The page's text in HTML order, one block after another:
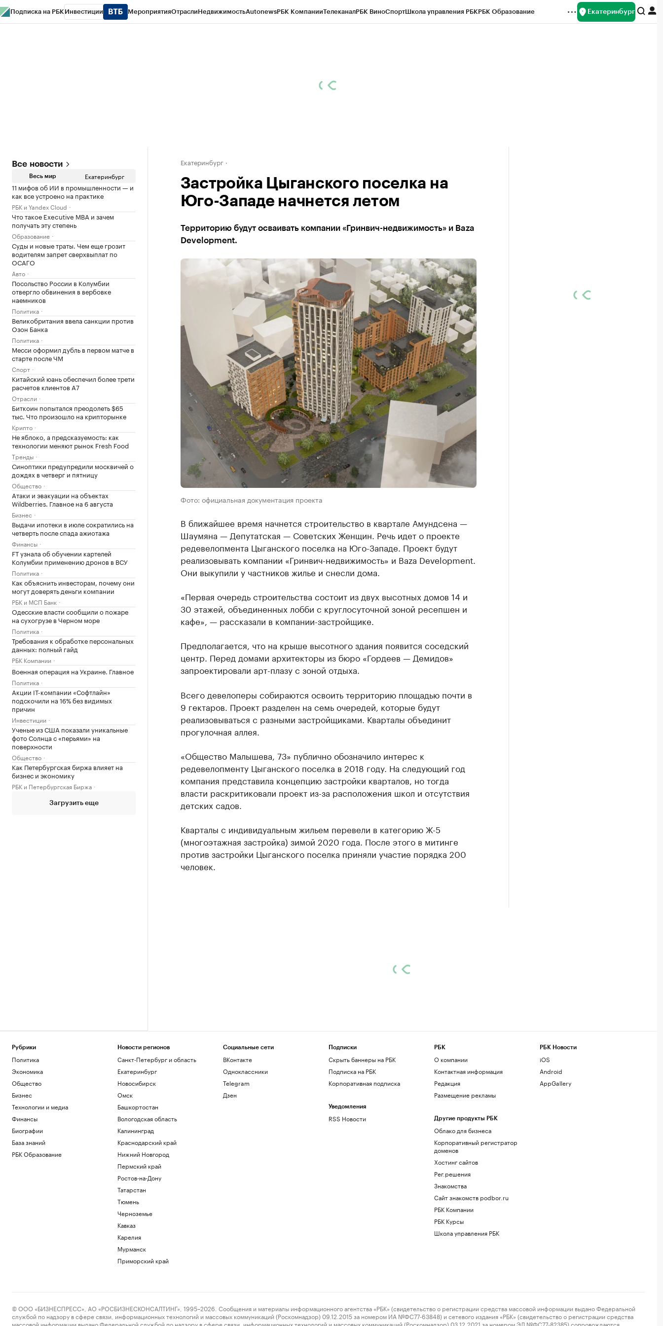
Подписка на РБК Инвестиции МероприятияОтраслиНедвижимостьAutonewsРБК КомпанииТелеканалРБК ВиноСпортШкола управления РБКРБК Образование Екатеринбург
Все новости
Весь мир Екатеринбург
11 мифов об ИИ в промышленности — и
как все устроено на практике
РБК и Yandex Cloud
Что такое Executive MBA и зачем
получать эту степень
Образование
Суды и новые траты. Чем еще грозит
водителям запрет сверхвыплат по
ОСАГО
Авто
Посольство России в Колумбии
отвергло обвинения в вербовке
наемников
Политика
Великобритания ввела санкции против
Озон Банка
Политика
Месси оформил дубль в первом матче в
старте после ЧМ
Спорт
Китайский юань обеспечил более трети
расчетов клиентов А7
Отрасли
Биткоин попытался преодолеть $65
тыс. Что произошло на крипторынке
Крипто
Не яблоко, а предсказуемость: как
технологии меняют рынок Fresh Food
Тренды
Синоптики предупредили москвичей о
дождях в четверг и пятницу
Общество
Атаки и эвакуации на объектах
Wildberries. Главное на 6 августа
Бизнес
Выдачи ипотеки в июле сократились на
четверть после спада ажиотажа
Финансы
FT узнала об обучении картелей
Колумбии применению дронов в ВСУ
Политика
Как объяснить инвесторам, почему они
могут доверять деньги компании
РБК и МСП Банк
Одесские власти сообщили о пожаре
на сухогрузе в Черном море
Политика
Требования к обработке персональных
данных: полный гайд
РБК Компании
Военная операция на Украине. Главное
Политика
Акции IT-компании «Софтлайн»
подскочили на 16% без видимых
причин
Инвестиции
Ученые из США показали уникальные
фото Солнца с «перьями» на
поверхности
Общество
Как Петербургская биржа влияет на
бизнес и экономику
РБК и Петербургская Биржа
Загрузить еще
Екатеринбург
Застройка Цыганского поселка на
Юго-Западе начнется летом
Территорию будут осваивать компании «Гринвич-недвижимость» и Baza
Development.
Фото: официальная документация проекта
В ближайшее время начнется строительство в квартале Амундсена —
Шаумяна — Депутатская — Советских Женщин. Речь идет о проекте
редевелопмента Цыганского поселка на Юго-Западе. Проект будут
реализовывать компании «Гринвич-недвижимость» и Baza Development.
Они выкупили у частников жилье и снесли дома.
«Первая очередь строительства состоит из двух высотных домов 14 и
30 этажей, объединенных лобби с круглосуточной зоной ресепшен и
кафе», — рассказали в компании-застройщике.
Предполагается, что на крыше высотного здания появится соседский
центр. Перед домами архитекторы из бюро «Гордеев — Демидов»
запроектировали арт-плазу с зоной отдыха.
Всего девелоперы собираются освоить территорию площадью почти в
9 гектаров. Проект разделен на семь очередей, которые будут
реализовываться с разными застройщиками. Кварталы объединит
прогулочная аллея.
«Общество Малышева, 73» публично обозначило интерес к
редевелопменту Цыганского поселка в 2018 году. На следующий год
компания представила концепцию застройки кварталов, но тогда
власти раскритиковали проект из-за расположения школ и отсутствия
детских садов.
Кварталы с индивидуальным жильем перевели в категорию Ж-5
(многоэтажная застройка) зимой 2020 года. После этого в митинге
против застройки Цыганского поселка приняли участие порядка 200
человек.
Рубрики
Политика
Экономика
Общество
Бизнес
Технологии и медиа
Финансы
Биографии
База знаний
РБК Образование
Новости регионов
Санкт-Петербург и область
Екатеринбург
Новосибирск
Омск
Башкортостан
Вологодская область
Калининград
Краснодарский край
Нижний Новгород
Пермский край
Ростов-на-Дону
Татарстан
Тюмень
Черноземье
Кавказ
Карелия
Мурманск
Приморский край
Социальные сети
ВКонтакте
Одноклассники
Telegram
Дзен
Подписки
Скрыть баннеры на РБК
Подписка на РБК
Корпоративная подписка
Уведомления
RSS Новости
РБК
О компании
Контактная информация
Редакция
Размещение рекламы
Другие продукты РБК
Облако для бизнеса
Корпоративный регистратор
доменов
Хостинг сайтов
Рег.решения
Знакомства
Сайт знакомств podbor.ru
РБК Компании
РБК Курсы
Школа управления РБК
РБК Новости
iOS
Android
AppGallery
© ООО «БИЗНЕСПРЕСС», АО «РОСБИЗНЕСКОНСАЛТИНГ», 1995–2026. Сообщения и материалы информационного агентства «РБК» (свидетельство о регистрации средства массовой информации выдано Федеральной
службой по надзору в сфере связи, информационных технологий и массовых коммуникаций (Роскомнадзор) 09.12.2015 за номером ИА №ФС77-63848) и сетевого издания «РБК» (свидетельство о регистрации средства
массовой информации выдано Федеральной службой по надзору в сфере связи, информационных технологий и массовых коммуникаций (Роскомнадзор) 03.12.2021 за номером ЭЛ №ФС77-82385) сопровождаются